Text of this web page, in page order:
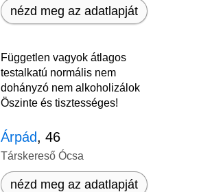
nézd meg az adatlapját
Független vagyok átlagos
testalkatú normális nem
dohányzó nem alkoholizálok
Öszinte és tisztességes!
Árpád, 46
Társkereső Ócsa
nézd meg az adatlapját